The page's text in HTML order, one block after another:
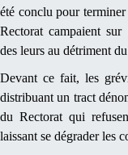
été conclu pour
Rectorat campaient
des leurs au détriment
Devant ce fait, les
distribuant un tract
du Rectorat qui
laissant se dégrader les